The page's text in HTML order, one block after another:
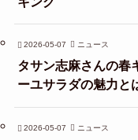
2026-05-07 ニュース
タサン志麻さんの春
ーユサラダの魅力と
2026-05-07 ニュース